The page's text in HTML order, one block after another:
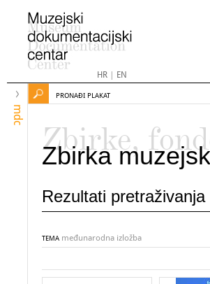
HR| EN
mdc
PRONAĐI PLAKAT
Zbirke,
Zbirka
Rezultati pretraživanja
TEMA međunarodna izložba